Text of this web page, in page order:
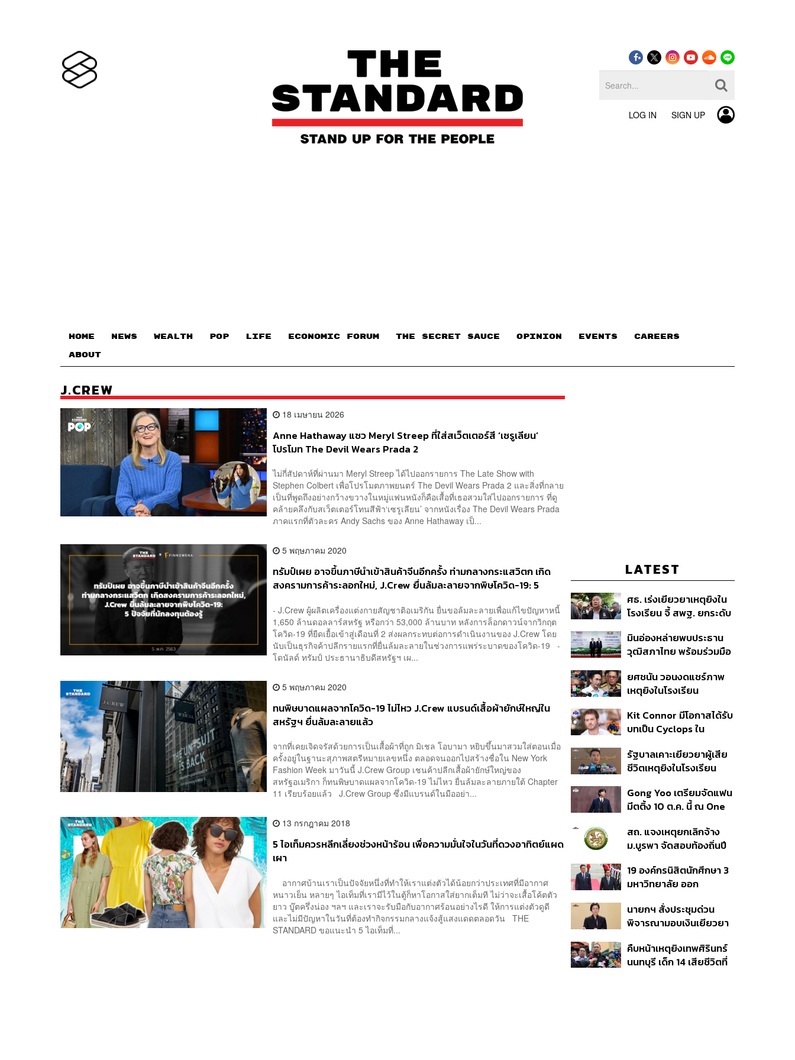
LOG IN SIGN UP
HOME NEWS WEALTH POP LIFE ECONOMIC FORUM THE SECRET SAUCE​ OPINION EVENTS CAREERS
ABOUT
J.CREW
18 เมษายน 2026
Anne Hathaway แซว Meryl Streep ที่ใส่สเว็ตเตอร์สี ‘เซรูเลียน’
โปรโมท The Devil Wears Prada 2
ไม่กี่สัปดาห์ที่ผ่านมา Meryl Streep ได้ไปออกรายการ The Late Show with
Stephen Colbert เพื่อโปรโมตภาพยนตร์ The Devil Wears Prada 2 และสิ่งที่กลาย
เป็นที่พูดถึงอย่างกว้างขวางในหมู่แฟนหนังก็คือเสื้อที่เธอสวมใส่ไปออกรายการ ที่ดู
คล้ายคลึงกับสเว็ตเตอร์โทนสีฟ้า‘เซรูเลียน’ จากหนังเรื่อง The Devil Wears Prada
ภาคแรกที่ตัวละคร Andy Sachs ของ Anne Hathaway เป็...
5 พฤษภาคม 2020
ทรัมป์เผย อาจขึ้นภาษีนำเข้าสินค้าจีนอีกครั้ง ท่ามกลางกระแสวิตก เกิด
สงครามการค้าระลอกใหม่, J.Crew ยื่นล้มละลายจากพิษโควิด-19: 5
- J.Crew ผู้ผลิตเครื่องแต่งกายสัญชาติอเมริกัน ยื่นขอล้มละลายเพื่อแก้ไขปัญหาหนี้
1,650 ล้านดอลลาร์สหรัฐ หรือกว่า 53,000 ล้านบาท หลังการล็อกดาวน์จากวิกฤต
โควิด-19 ที่ยืดเยื้อเข้าสู่เดือนที่ 2 ส่งผลกระทบต่อการดำเนินงานของ J.Crew โดย
นับเป็นธุรกิจค้าปลีกรายแรกที่ยื่นล้มละลายในช่วงการแพร่ระบาดของโควิด-19 -
โดนัลด์ ทรัมป์ ประธานาธิบดีสหรัฐฯ เผ...
5 พฤษภาคม 2020
ทนพิษบาดแผลจากโควิด-19 ไม่ไหว J.Crew แบรนด์เสื้อผ้ายักษ์ใหญ่ใน
สหรัฐฯ ยื่นล้มละลายแล้ว
จากที่เคยเจิดจรัสด้วยการเป็นเสื้อผ้าที่ถูก มิเชล โอบามา หยิบขึ้นมาสวมใส่ตอนเมื่อ
ครั้งอยู่ในฐานะสุภาพสตรีหมายเลขหนึ่ง ตลอดจนออกไปสร้างชื่อใน New York
Fashion Week มาวันนี้ J.Crew Group เชนค้าปลีกเสื้อผ้ายักษ์ใหญ่ของ
สหรัฐอเมริกา ก็ทนพิษบาดแผลจากโควิด-19 ไม่ไหว ยื่นล้มละลายภายใต้ Chapter
11 เรียบร้อยแล้ว J.Crew Group ซึ่งมีแบรนด์ในมืออย่า...
13 กรกฎาคม 2018
5 ไอเท็มควรหลีกเลี่ยงช่วงหน้าร้อน เพื่อความมั่นใจในวันที่ดวงอาทิตย์แผด
เผา
อากาศบ้านเราเป็นปัจจัยหนึ่งที่ทำให้เราแต่งตัวได้น้อยกว่าประเทศที่มีอากาศ
หนาวเย็น หลายๆ ไอเท็มที่เรามีไว้ในตู้ก็หาโอกาสใส่ยากเต็มที ไม่ว่าจะเสื้อโค้ตตัว
ยาว บู๊ตครึ่งน่อง ฯลฯ และเราจะรับมือกับอากาศร้อนอย่างไรดี ให้การแต่งตัวดูดี
และไม่มีปัญหาในวันที่ต้องทำกิจกรรมกลางแจ้งสู้แสงแดดตลอดวัน THE
STANDARD ขอแนะนำ 5 ไอเท็มที่...
LATEST
ศธ. เร่งเยียวยาเหตุยิงใน
โรงเรียน จี้ สพฐ. ยกระดับ
ผบ.ตร. สั่งเช็กประวัติผู้ก่อ
เหตุ หลังพบยิงจุดตาย
มินอ่องหล่ายพบประธาน
วุฒิสภาไทย พร้อมร่วมมือ
ข้ามแดน-สารพิษในแม่น้ำ
ยศชนัน วอนงดแชร์ภาพ
เหตุยิงในโรงเรียน
เรียนชั่วคราว-เร่งเยียวยา
จิตใจ
Kit Connor มีโอกาสได้รับ
บทเป็น Cyclops ใน
เวอร์ชันใหม่
รัฐบาลเคาะเยียวยาผู้เสีย
ชีวิตเหตุยิงในโรงเรียน
เหตุในอดีต เข้าเกณฑ์
สาธารณภัย พร้อมเร่งจ่าย
Gong Yoo เตรียมจัดแฟน
มีตติ้ง 10 ต.ค. นี้ ณ One
สถ. แจงเหตุยกเลิกจ้าง
ม.บูรพา จัดสอบท้องถิ่นปี
19 องค์กรนิสิตนักศึกษา 3
มหาวิทยาลัย ออก
รัฐบาลต้อนรับ ‘มิน อ่อง
หล่าย’
นายกฯ สั่งประชุมด่วน
พิจารณามอบเงินเยียวยา
ลบ. ทุพพลภาพ 7 แสนบาท
บาดเจ็บสาหัส 2 แสนบาท
คืบหน้าเหตุยิงเทพศิรินทร์
นนทบุรี เด็ก 14 เสียชีวิตที่